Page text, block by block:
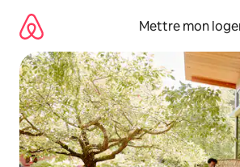
directement
contenu
Mettre mon